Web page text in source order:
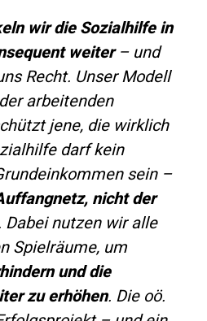
wir die Sozialhilfe in
weiter– und
Recht. Unser Modell
arbeitenden
jene, die wirklich
darf kein
sein –
nicht der
Dabei nutzen wir alle
Spielräume, um
und die
zu erhöhen. Die oö.